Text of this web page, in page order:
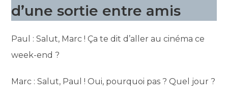
d’une sortie entre amis
Paul : Salut, Marc ! Ça te dit d’aller au cinéma ce
week-end ?
Marc : Salut, Paul ! Oui, pourquoi pas ? Quel jour ?